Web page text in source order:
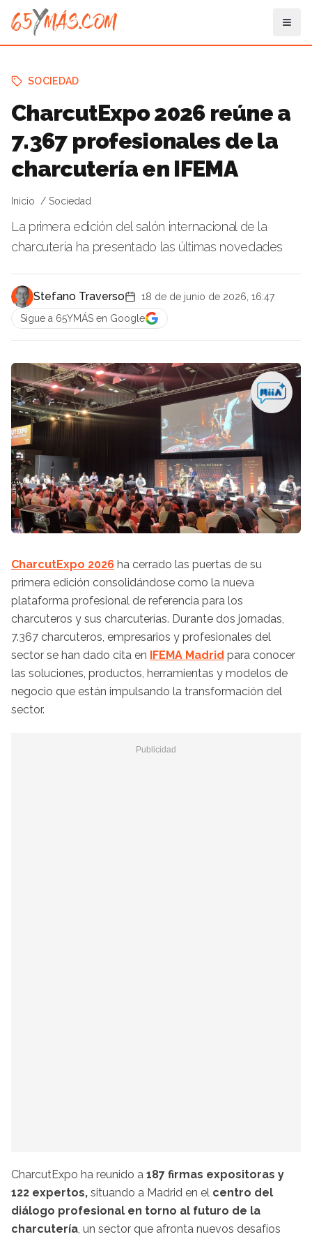
SOCIEDAD
CharcutExpo 2026 reúne a
7.367 profesionales de la
charcutería en IFEMA
Inicio Sociedad
La primera edición del salón internacional de la
charcutería ha presentado las últimas novedades
Stefano Traverso
18 de de junio de 2026, 16:47
Sigue a 65YMÁS en Google
CharcutExpo 2026 ha cerrado las puertas de su
primera edición consolidándose como la nueva
plataforma profesional de referencia para los
charcuteros y sus charcuterías. Durante dos jornadas,
7.367 charcuteros, empresarios y profesionales del
sector se han dado cita en IFEMA Madrid para conocer
las soluciones, productos, herramientas y modelos de
negocio que están impulsando la transformación del
sector.
CharcutExpo ha reunido a 187 firmas expositoras y
122 expertos, situando a Madrid en el centro del
diálogo profesional en torno al futuro de la
charcutería, un sector que afronta nuevos desafíos